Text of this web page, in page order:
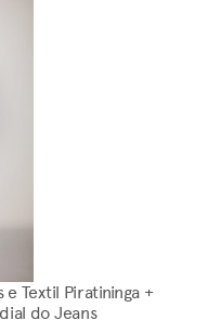
e Textil Piratininga +
do Jeans